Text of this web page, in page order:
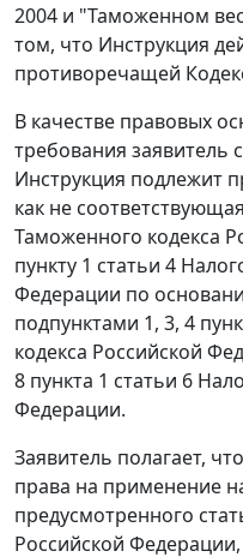
2004 и "Таможенном
том, что Инструкция
противоречащей
В качестве правовых
требования заявитель
Инструкция подлежит
как не соответствующая
Таможенного кодекса
пункту 1 статьи 4
Федерации по
подпунктами 1, 3, 4
кодекса Российской
8 пункта 1 статьи 6
Федерации.
Заявитель полагает,
права на применение
предусмотренного
Российской Федерации,